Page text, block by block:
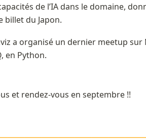
de l’IA dans le domaine,
billet du Japon.
a organisé un dernier meetup
en Python.
et rendez-vous en septembre !!